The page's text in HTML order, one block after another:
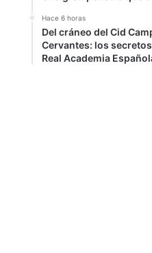
Hace 6 horas
Del cráneo del Cid
Cervantes: los
Real Academia